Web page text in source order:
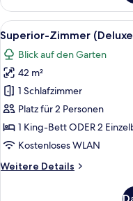
Zimmer
(with
Breakfast)
Alle
Fotos
für
Superior-
Zimmer
(Deluxe
with
Breakfast)
8
Superior-Zimmer
Blick auf den Garten
42 m²
1 Schlafzimmer
Platz für 2 Personen
1 King-Bett ODER 2
Kostenloses WLAN
Weitere Details
Weitere